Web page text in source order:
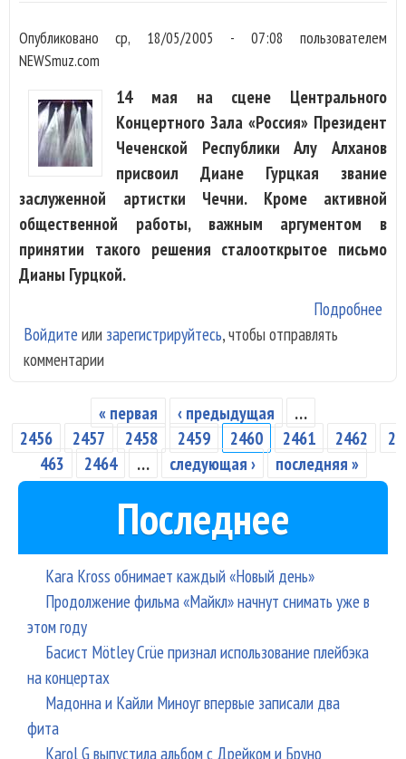
Опубликованоср, 18/05/2005 - 07:08 пользователем
NEWSmuz.com
14 мая на сцене Центрального
Концертного Зала «Россия» Президент
Чеченской Республики Алу Алханов
присвоил Диане Гурцкая звание
заслуженной артистки Чечни. Кроме активной
общественной работы, важным аргументом в
принятии такого решения сталооткрытое письмо
Дианы Гурцкой.
Подробнее
к
Войдите или зарегистрируйтесь, чтобы отправлять
комментарии
Страницы
« первая ‹ предыдущая
…
2456
2457 2458 2459 2460 2461 2462
2
463
2464 … следующая › последняя »
Последнее
Kara Kross обнимает каждый «Новый день»
Продолжение фильма «Майкл» начнут снимать уже в
этом году
Басист Mötley Crüe признал использование плейбэка
на концертах
Мадонна и Кайли Миноуг впервые записали два
фита
Karol G выпустила альбом с Дрейком и Бруно